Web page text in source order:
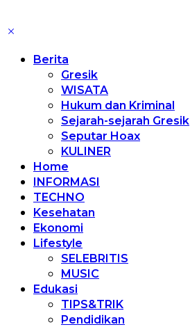
Berita
Gresik
WISATA
Hukum dan Kriminal
Sejarah-sejarah Gresik
Seputar Hoax
KULINER
Home
INFORMASI
TECHNO
Kesehatan
Ekonomi
Lifestyle
SELEBRITIS
MUSIC
Edukasi
TIPS&TRIK
Pendidikan